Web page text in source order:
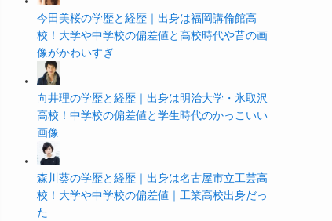
今田美桜の学歴と経歴｜出身は福岡講倫館高
校！大学や中学校の偏差値と高校時代や昔の画
像がかわいすぎ
向井理の学歴と経歴｜出身は明治大学・氷取沢
高校！中学校の偏差値と学生時代のかっこいい
画像
森川葵の学歴と経歴｜出身は名古屋市立工芸高
校！大学や中学校の偏差値｜工業高校出身だっ
た